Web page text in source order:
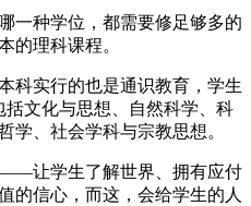
一种学位，都需要修足够多的
的理科课程。
科实行的也是通识教育，学生
文化与思想、自然科学、科
学、社会学科与宗教思想。
让学生了解世界、拥有应付
的信心，而这，会给学生的人